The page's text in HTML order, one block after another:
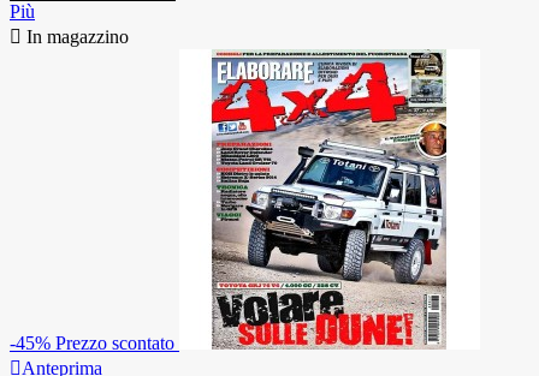
Più
 In magazzino
-45% Prezzo scontato
Anteprima